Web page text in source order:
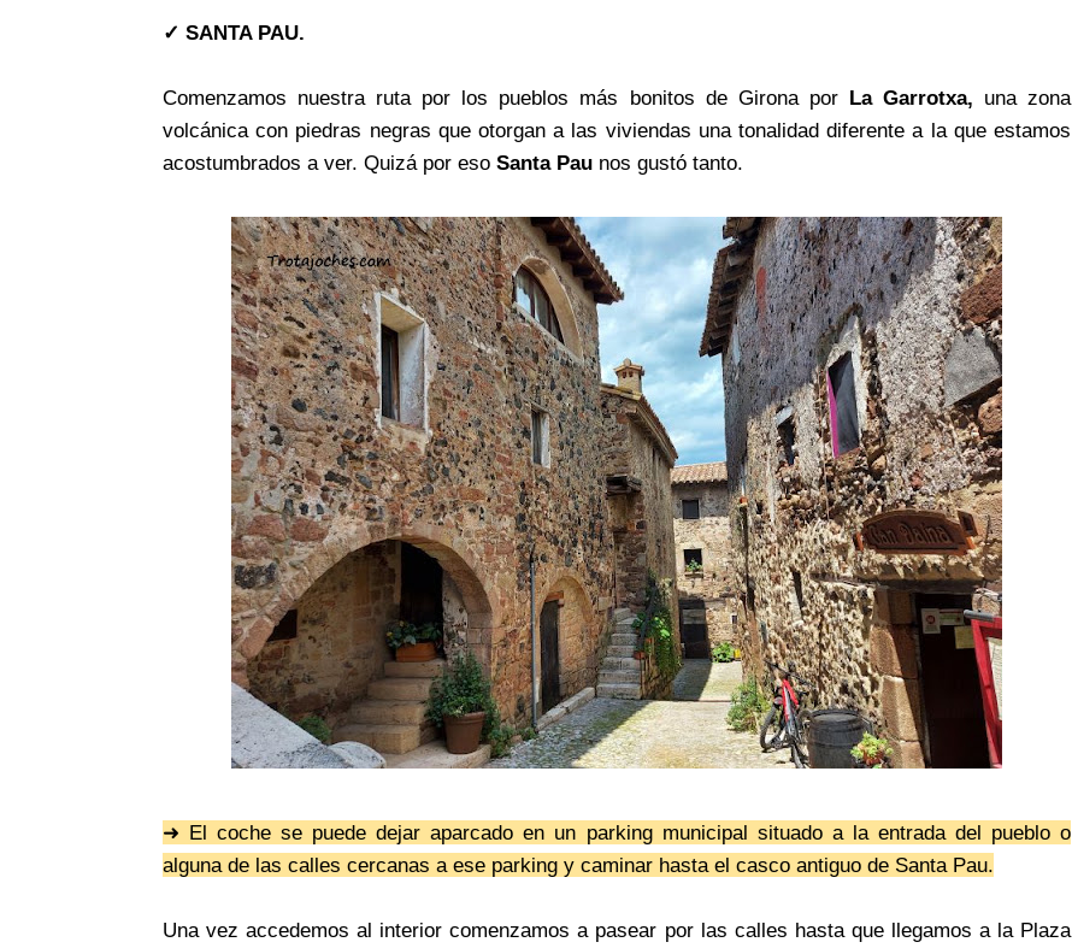
✓ SANTA PAU.
Comenzamos nuestra ruta por los pueblos más bonitos de Girona por La Garrotxa, una zona
volcánica con piedras negras que otorgan a las viviendas una tonalidad diferente a la que estamos
acostumbrados a ver. Quizá por eso Santa Pau nos gustó tanto.
➜ El coche se puede dejar aparcado en un parking municipal situado a la entrada del pueblo o
alguna de las calles cercanas a ese parking y caminar hasta el casco antiguo de Santa Pau.
Una vez accedemos al interior comenzamos a pasear por las calles hasta que llegamos a la Plaza